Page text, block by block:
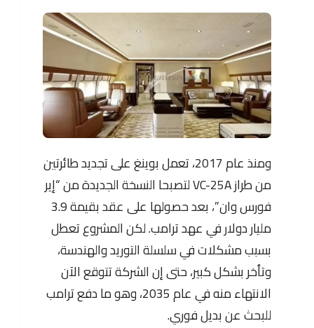
ومنذ عام 2017، تعمل بوينغ على تجديد طائرتين
من طراز VC-25A لتصبحا النسخة الجديدة من “إير
فورس وان”، بعد حصولها على عقد بقيمة 3.9
مليار دولار في عهد ترامب. لكن المشروع تعطل
بسبب مشكلات في سلسلة التوريد والهندسة،
وتأخر بشكل كبير، حتى إن الشركة تتوقع الآن
الانتهاء منه في عام 2035، وهو ما دفع ترامب
للبحث عن بديل فوري.